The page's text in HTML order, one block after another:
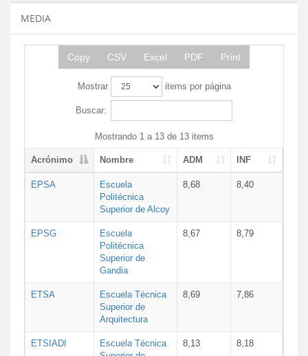
MEDIA
Copy CSV Excel PDF Print
Mostrar items por página
Buscar:
Mostrando 1 a 13 de 13 items
Acrónimo Nombre ADM INF
EPSA
Escuela
Politécnica
Superior de Alcoy
8,68 8,40
EPSG
Escuela
Politécnica
Superior de
Gandia
8,67 8,79
ETSA
Escuela Técnica
Superior de
Arquitectura
8,69 7,86
ETSIADI
Escuela Técnica
8,13 8,18